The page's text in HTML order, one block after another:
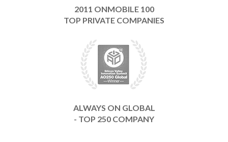
2011 ONMOBILE 100
TOP PRIVATE COMPANIES
ALWAYS ON GLOBAL
- TOP 250 COMPANY